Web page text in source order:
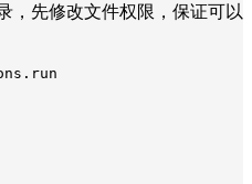
，先修改文件权限，保证可以